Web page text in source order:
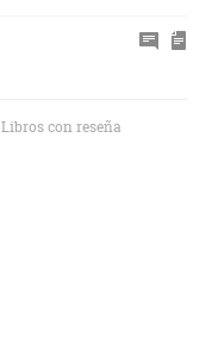
Libros con reseña